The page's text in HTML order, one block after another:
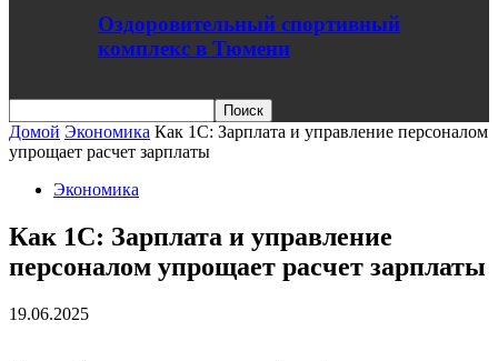
Оздоровительный спортивный
комплекс в Тюмени
Домой Экономика Как 1С: Зарплата и управление персоналом
упрощает расчет зарплаты
Экономика
Как 1С: Зарплата и управление
персоналом упрощает расчет зарплаты
19.06.2025